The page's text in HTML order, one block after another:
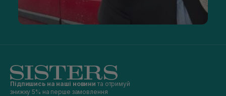
Підпишись на наші новини та отримуй
знижку 5% на перше замовлення